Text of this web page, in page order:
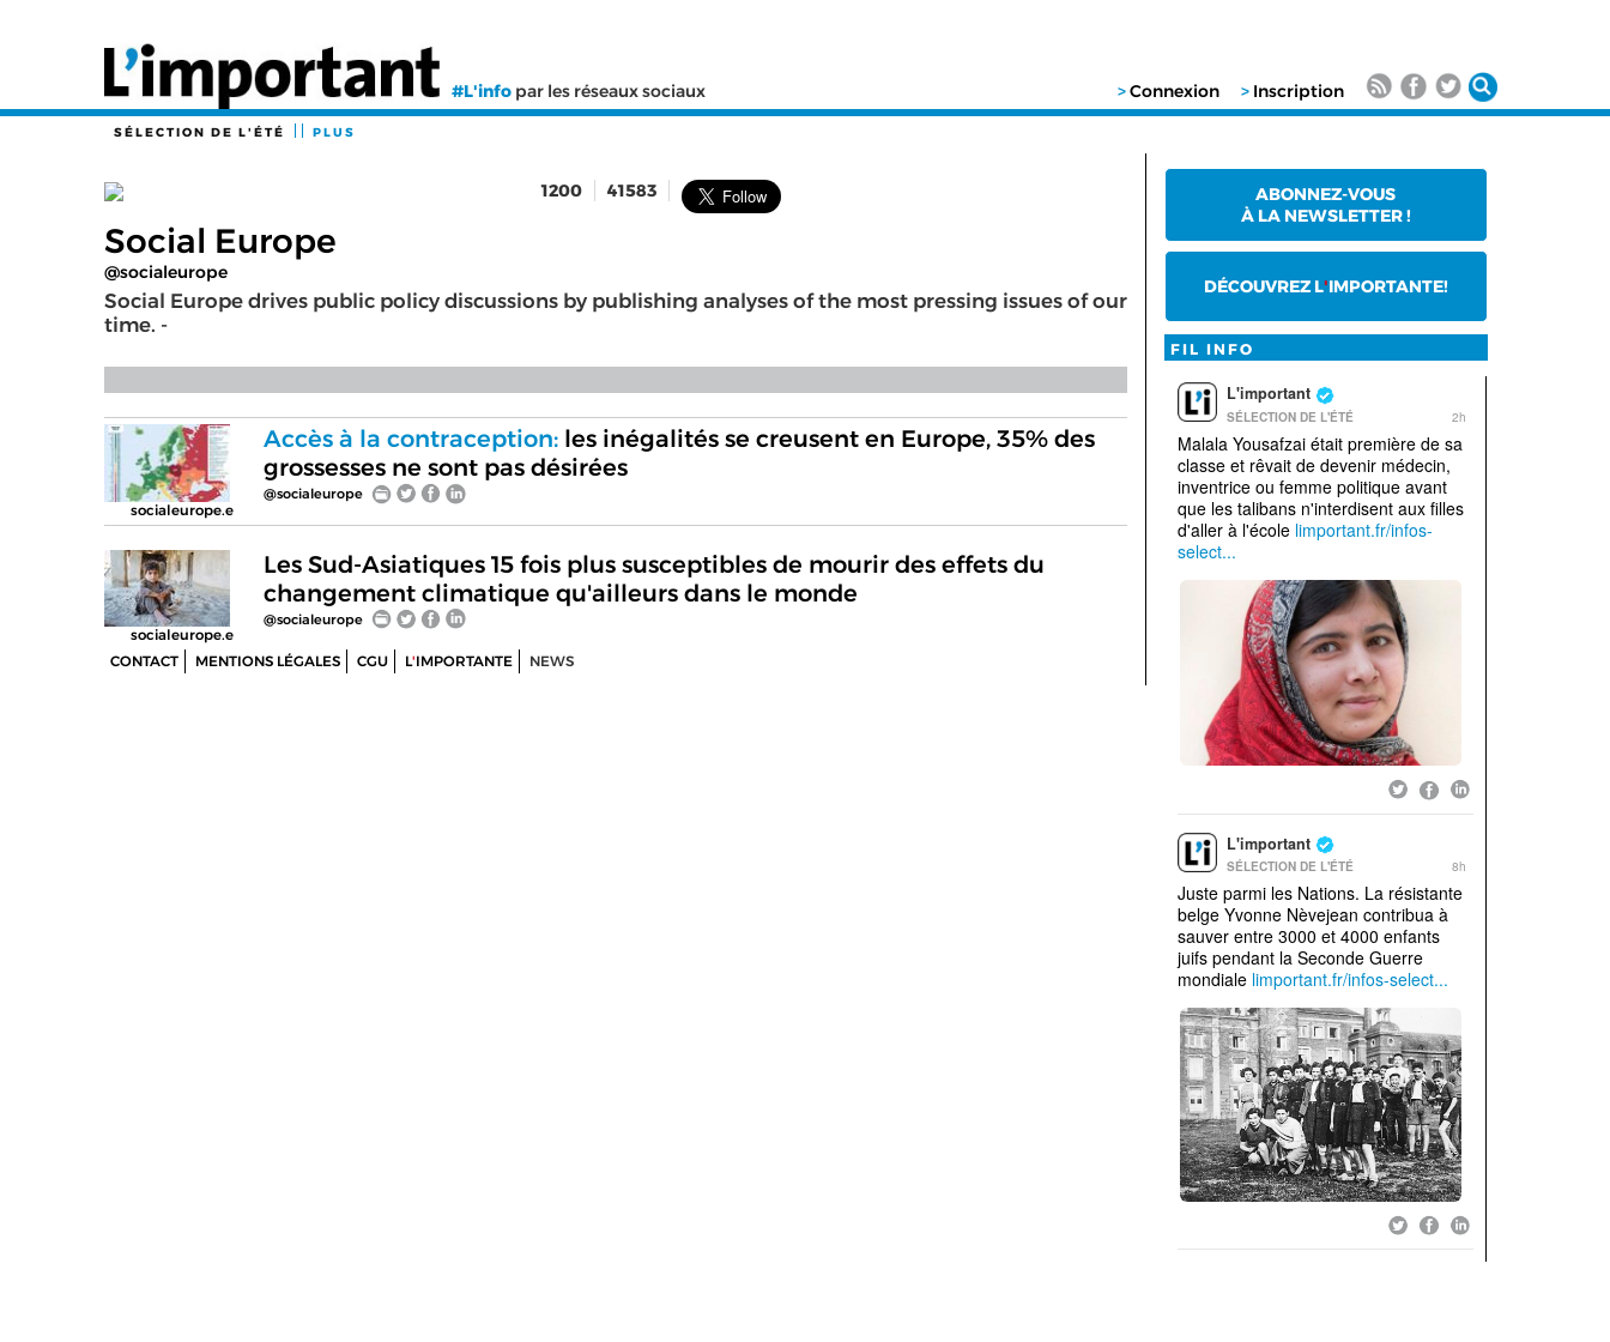
#L'info par les réseaux sociaux >Connexion > Inscription
SÉLECTION DE L'ÉTÉ PLUS
1200 41583
Social Europe
@socialeurope
Social Europe drives public policy discussions by publishing analyses of the most pressing issues of our
time. -
socialeurope.e
Accès à la contraception:les inégalités se creusent en Europe, 35% des
grossesses ne sont pas désirées
@socialeurope
socialeurope.e
Les Sud-Asiatiques 15 fois plus susceptibles de mourir des effets du
changement climatique qu'ailleurs dans le monde
@socialeurope
CONTACT MENTIONS LÉGALES CGU L'IMPORTANTE NEWS
ABONNEZ-VOUS
À LA NEWSLETTER !
DÉCOUVREZ L'IMPORTANTE!
FIL INFO